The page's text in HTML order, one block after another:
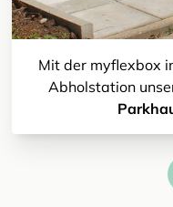
Mit der myflexbox
Abholstation